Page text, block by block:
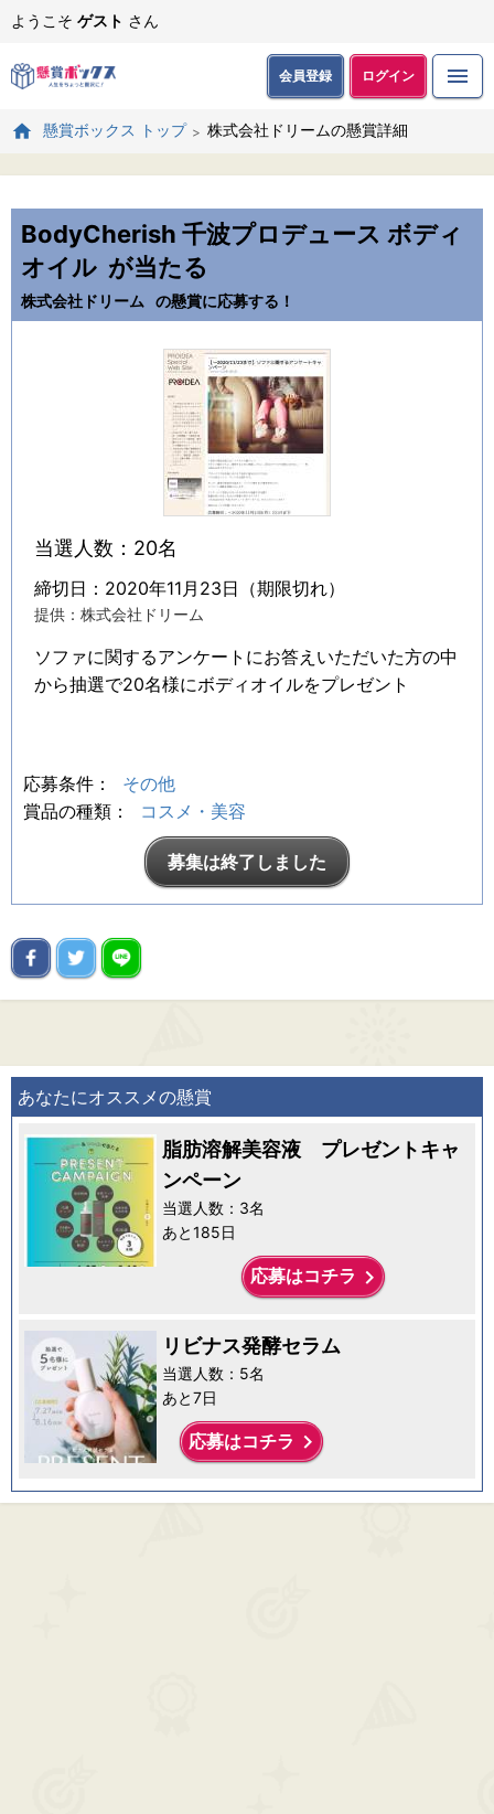
ようこそ ゲスト さん
会員登録 ログイン
懸賞ボックス トップ 株式会社ドリームの懸賞詳細
BodyCherish 千波プロデュース ボディ
オイル が当たる
株式会社ドリーム の懸賞に応募する！
当選人数：20名
締切日：2020年11月23日（期限切れ）
提供：株式会社ドリーム
ソファに関するアンケートにお答えいただいた方の中
から抽選で20名様にボディオイルをプレゼント
応募条件：
その他
賞品の種類：
コスメ・美容
募集は終了しました
あなたにオススメの懸賞
脂肪溶解美容液 プレゼントキャ
ンペーン
当選人数：3名
あと185日
応募はコチラ keyboard_arrow_right
リビナス発酵セラム
当選人数：5名
あと7日
応募はコチラ keyboard_arrow_right